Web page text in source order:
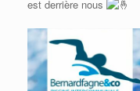
est derrière nous